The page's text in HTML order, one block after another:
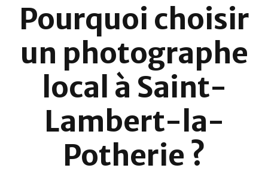
Pourquoi choisir
un photographe
local à Saint-
Lambert-la-
Potherie ?